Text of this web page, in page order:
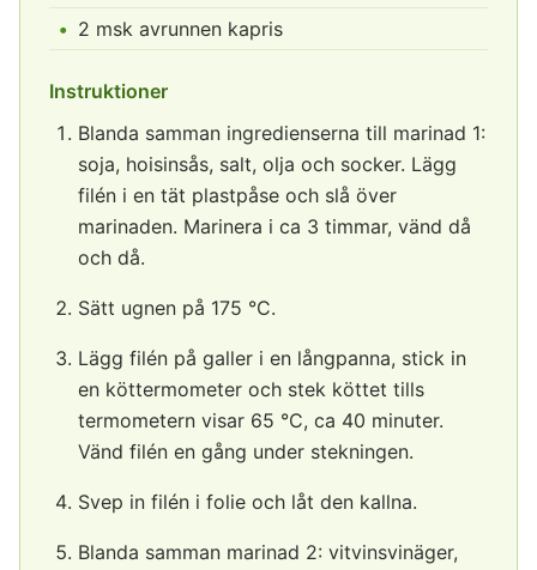
2 msk avrunnen kapris
Instruktioner
Blanda samman ingredienserna till marinad 1:
soja, hoisinsås, salt, olja och socker. Lägg
filén i en tät plastpåse och slå över
marinaden. Marinera i ca 3 timmar, vänd då
och då.
Sätt ugnen på 175 °C.
Lägg filén på galler i en långpanna, stick in
en köttermometer och stek köttet tills
termometern visar 65 °C, ca 40 minuter.
Vänd filén en gång under stekningen.
Svep in filén i folie och låt den kallna.
Blanda samman marinad 2: vitvinsvinäger,